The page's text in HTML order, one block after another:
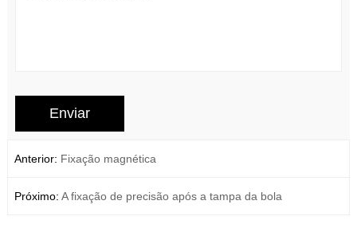
Anterior: Fixação magnética
Próximo: A fixação de precisão após a tampa da bola